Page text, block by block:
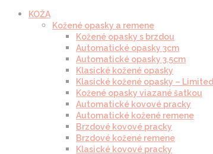
KOŽA
Kožené opasky a remene
Kožené opasky s brzdou
Automatické opasky 3cm
Automatické opasky 3.5cm
Klasické kožené opasky
Klasické kožené opasky – Limited
Kožené opasky viazané šatkou
Automatické kovové pracky
Automatické kožené remene
Brzdové kovové pracky
Brzdové kožené remene
Klasické kovové pracky